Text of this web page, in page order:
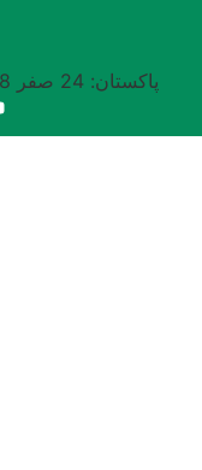
پاکستان: 24 صفر 1448